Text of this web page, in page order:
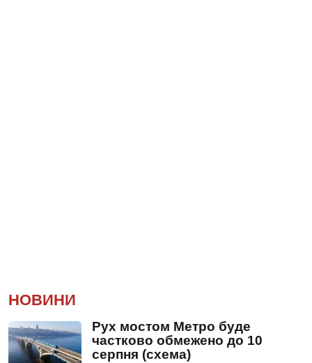
НОВИНИ
Рух мостом Метро буде
частково обмежено до 10
серпня (схема)